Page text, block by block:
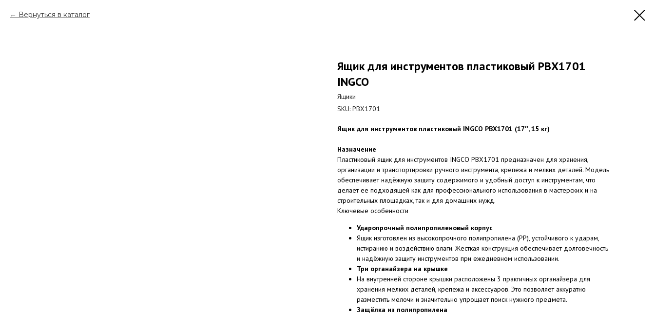
Вернуться в каталог
Ящик для инструментов пластиковый PBX1701
INGCO
Ящики
SKU: PBX1701
Ящик для инструментов пластиковый INGCO PBX1701 (17″, 15 кг)
Назначение
Пластиковый ящик для инструментов INGCO PBX1701 предназначен для хранения,
организации и транспортировки ручного инструмента, крепежа и мелких деталей. Модель
обеспечивает надёжную защиту содержимого и удобный доступ к инструментам, что
делает её подходящей как для профессионального использования в мастерских и на
строительных площадках, так и для домашних нужд.
Ключевые особенности
Ударопрочный полипропиленовый корпус
Ящик изготовлен из высокопрочного полипропилена (PP), устойчивого к ударам,
истиранию и воздействию влаги. Жёсткая конструкция обеспечивает долговечность
и надёжную защиту инструментов при ежедневном использовании.
Три органайзера на крышке
На внутренней стороне крышки расположены 3 практичных органайзера для
хранения мелких деталей, крепежа и аксессуаров. Это позволяет аккуратно
разместить мелочи и значительно упрощает поиск нужного предмета.
Защёлка из полипропилена